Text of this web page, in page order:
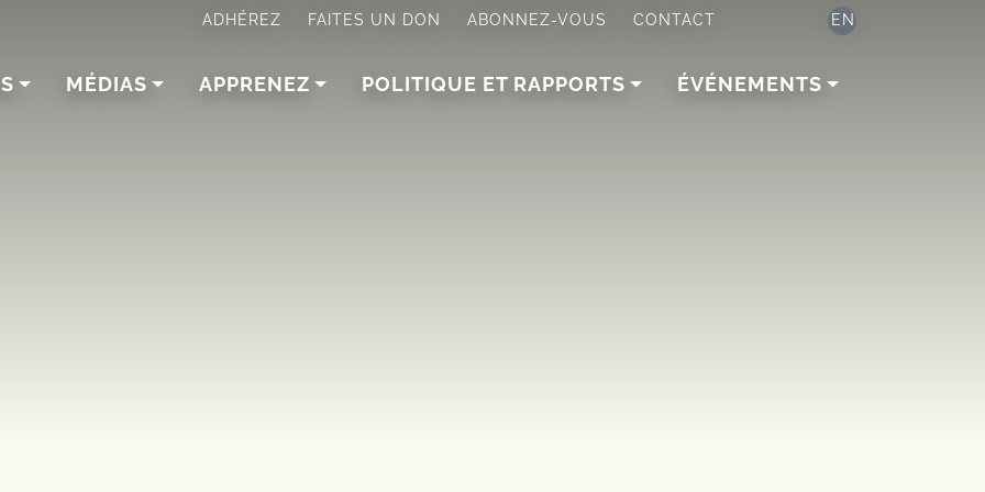
ADHÉREZ FAITES UN DON ABONNEZ-VOUS CONTACT EN
MÉDIAS APPRENEZ POLITIQUE ET RAPPORTS ÉVÉNEMENTS